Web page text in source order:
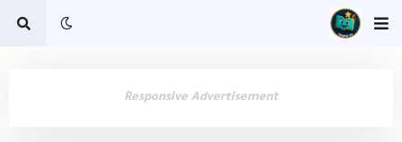
Responsive Advertisement